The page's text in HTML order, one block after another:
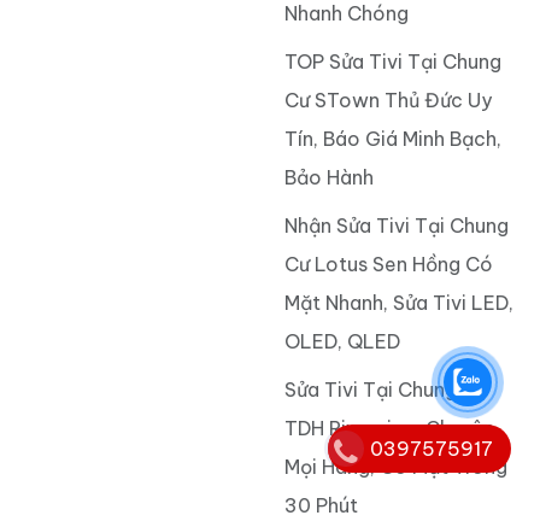
Sửa Tivi Tại Chung Cư
Chương Dương Home Giá
Rẻ, Thợ Giỏi, Có Mặt
Trong Ngày
Sửa Tivi Tại Chung Cư
Fresca Riverside TOP Uy
Tín, Hỗ Trợ Tận Nhà
Nhanh Chóng
TOP Sửa Tivi Tại Chung
Cư STown Thủ Đức Uy
Tín, Báo Giá Minh Bạch,
Bảo Hành
Nhận Sửa Tivi Tại Chung
0397575917